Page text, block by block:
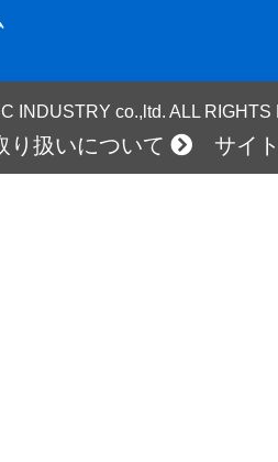
INDUSTRY co.,ltd. ALL
り扱いについて サイ